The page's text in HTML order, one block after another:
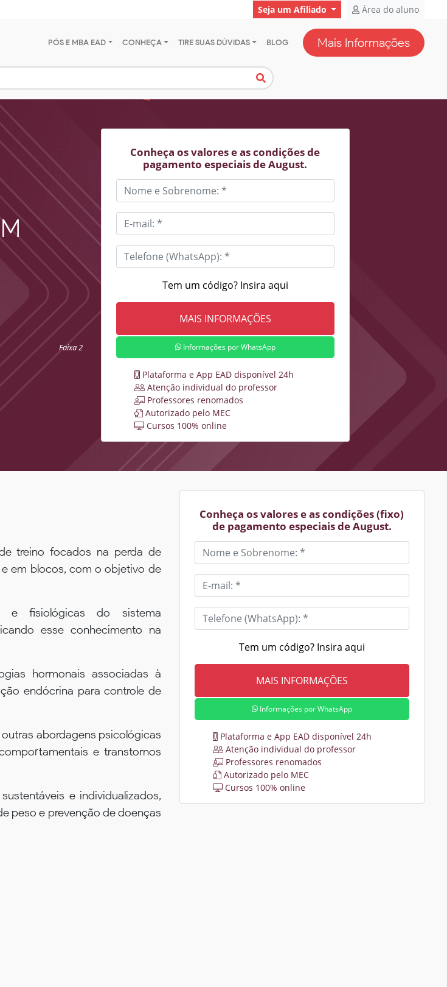
Seja um Afiliado Área do aluno
PÓS E MBA EAD CONHEÇA TIRE SUAS DÚVIDAS BLOG Mais Informações
Faixa 2
Conheça os valores e as condições de
pagamento especiais de August.
Tem um código? Insira aqui
Informações por WhatsApp
Plataforma e App EAD disponível 24h
Atenção individual do professor
Professores renomados
Autorizado pelo MEC
Cursos 100% online
treino focados na perda de
em blocos, com o objetivo de
e fisiológicas do sistema
esse conhecimento na
hormonais associadas à
endócrina para controle de
abordagens psicológicas
e transtornos
e individualizados,
peso e prevenção de doenças
Conheça os valores e as condições (fixo)
de pagamento especiais de August.
Tem um código? Insira aqui
Informações por WhatsApp
Plataforma e App EAD disponível 24h
Atenção individual do professor
Professores renomados
Autorizado pelo MEC
Cursos 100% online